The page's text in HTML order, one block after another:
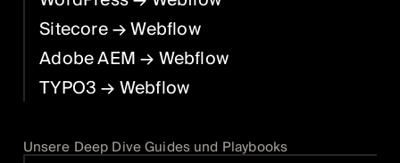
Sitecore→ Webflow
Adobe AEM→ Webflow
TYPO3→ Webflow
Unsere Deep Dive Guides und Playbooks